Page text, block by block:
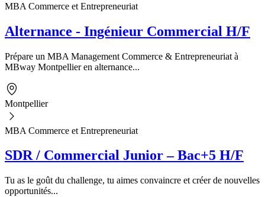
MBA Commerce et Entrepreneuriat
Alternance - Ingénieur Commercial H/F
Prépare un MBA Management Commerce & Entrepreneuriat à
MBway Montpellier en alternance...
Montpellier
MBA Commerce et Entrepreneuriat
SDR / Commercial Junior – Bac+5 H/F
Tu as le goût du challenge, tu aimes convaincre et créer de nouvelles
opportunités...